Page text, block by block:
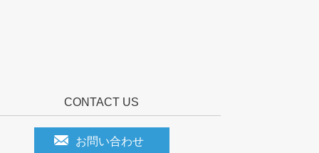
CONTACT US
お問い合わせ